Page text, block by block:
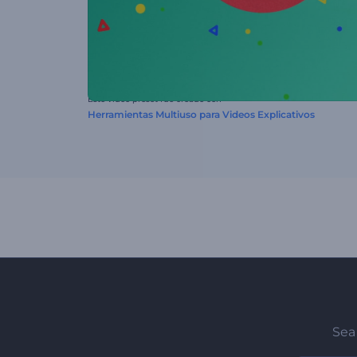
Este video preset fue creado con
Herramientas Multiuso para Videos Explicativos